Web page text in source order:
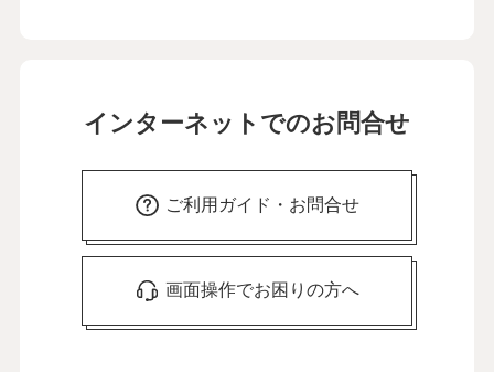
インターネットでのお問合せ
ご利用ガイド・お問合せ
画面操作でお困りの方へ